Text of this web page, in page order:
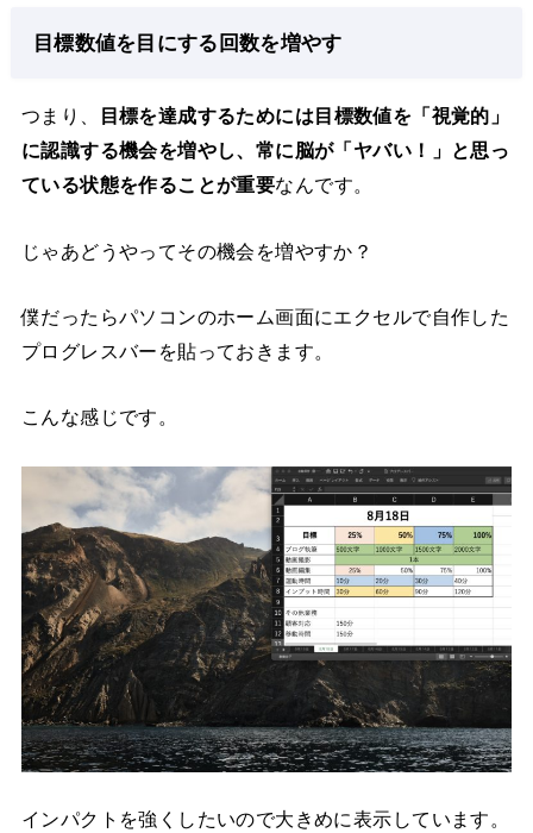
目標数値を目にする回数を増やす
つまり、
目標を達成するためには目標数値を「視覚的」
に認識する機会を増やし、常に脳が「ヤバい！」と思っ
ている状態を作ることが重要なんです。
じゃあどうやってその機会を増やすか？
僕だったらパソコンのホーム画面にエクセルで自作した
プログレスバーを貼っておきます。
こんな感じです。
インパクトを強くしたいので大きめに表示しています。